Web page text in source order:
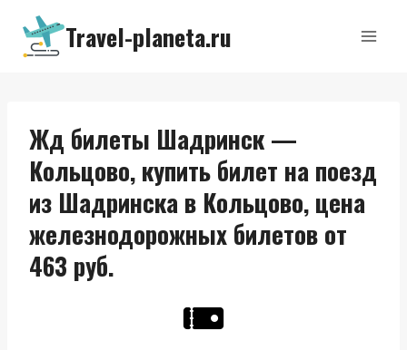
Перейти
содержимому
Travel-planeta.ru
Жд билеты Шадринск —
Кольцово, купить билет на поезд
из Шадринска в Кольцово, цена
железнодорожных билетов от
463 руб.